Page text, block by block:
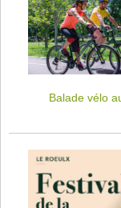
Balade vélo